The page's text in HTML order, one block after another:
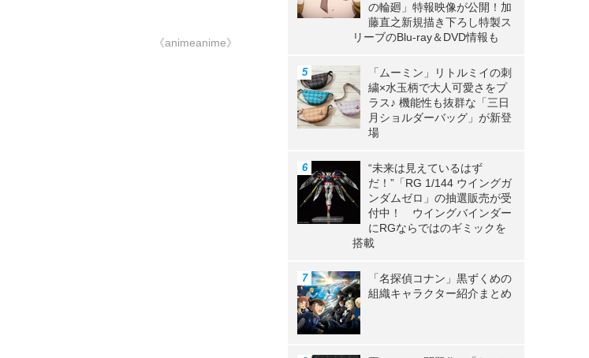
《animeanime》
の輪廻」特報映像が公開！加
藤直之新規描き下ろし特製ス
リーブのBlu-ray＆DVD情報も
「ムーミン」リトルミイの刺
繍×水玉柄で大人可愛さをプ
ラス♪ 機能性も抜群な「三日
月ショルダーバッグ」が新登
場
“未来は見えているはず
だ！”「RG 1/144 ウイングガ
ンダムゼロ」の抽選販売が受
付中！ ウイングバインダー
にRGならではのギミックを
搭載
「名探偵コナン」黒ずくめの
組織キャラクター紹介まとめ